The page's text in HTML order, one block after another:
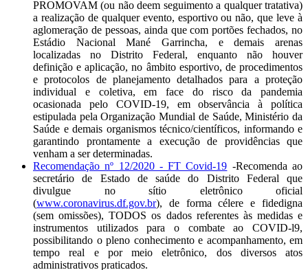
PROMOVAM (ou não deem seguimento a qualquer tratativa)
a realização de qualquer evento, esportivo ou não, que leve à
aglomeração de pessoas, ainda que com portões fechados, no
Estádio Nacional Mané Garrincha, e demais arenas
localizadas no Distrito Federal, enquanto não houver
definição e aplicação, no âmbito esportivo, de procedimentos
e protocolos de planejamento detalhados para a proteção
individual e coletiva, em face do risco da pandemia
ocasionada pelo COVID-19, em observância à política
estipulada pela Organização Mundial de Saúde, Ministério da
Saúde e demais organismos técnico/científicos, informando e
garantindo prontamente a execução de providências que
venham a ser determinadas.
Recomendação nº 12/2020 - FT Covid-19 -Recomenda ao
secretário de Estado de saúde do Distrito Federal que
divulgue no sítio eletrônico oficial
(www.coronavirus.df.gov.br), de forma célere e fidedigna
(sem omissões), TODOS os dados referentes às medidas e
instrumentos utilizados para o combate ao COVID-l9,
possibilitando o pleno conhecimento e acompanhamento, em
tempo real e por meio eletrônico, dos diversos atos
administrativos praticados.